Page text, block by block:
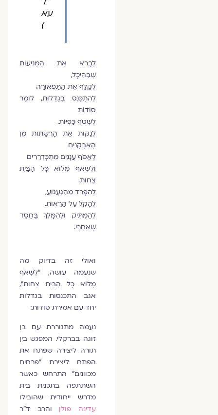
עא
לְבָרֵא אֶת הַמְּנִיעוֹת
שֶׁבַּהֵיכָל,
לְקַלֵּף אֶת הַתַּפְאוּרָה
לְהִתְכַּנֵּס בְּגַדְלוּת, לוֹמַר
סוֹדוֹת
לִשְׁטֹף כַּפִּיּוֹת.
לְנַקּוֹת אֶת הָרְשָׁתוֹת מִן
הָאַבְקָנִים
לֶאֱסֹף עֲנָנִים מִתְכָּדְרֵרִים
וְלִשְׁאֹף מְלוֹא כָּל הַבַּיִת
צַחוּת.
לְהִפָּרֵד מֵהַגַּעְגּוּעַ,
לְהָקֵל עַל הָרֵאוֹת.
לְהַמְתִּיק וּלְהִמָּלֵךְ בַּחֶסֶד
שֶׁאַחֲרֵי.
ואולי זה בדיוק מה
שנעמה עושה, ״לִשְׁאֹף
מְלוֹא כָּל הַבַּיִת צַחוּת״,
אגב התכנסות בגדלות
יחד עם אמירת סודות:
נעמה מתגוררת עם בן
זוגה בברקלי. המפגש בין
תורה ליצירה שפתח את
הפתח ליצירת "פרחים
מכוונים" התרחש כאשר
השתתפה בתכנית בית
מדרש ייחודית שהובילו
עדינה פולןוהרב ד"ר